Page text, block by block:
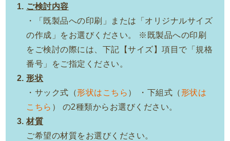
ご検討内容
・「既製品への印刷」または「オリジナルサイズ
の作成」をお選びください。 ※既製品への印刷
をご検討の際には、下記【サイズ】項目で「規格
番号」をご指定ください。
形状
・サック式（形状はこちら ） ・下組式（形状は
こちら ） の2種類からお選びください。
材質
ご希望の材質をお選びください。